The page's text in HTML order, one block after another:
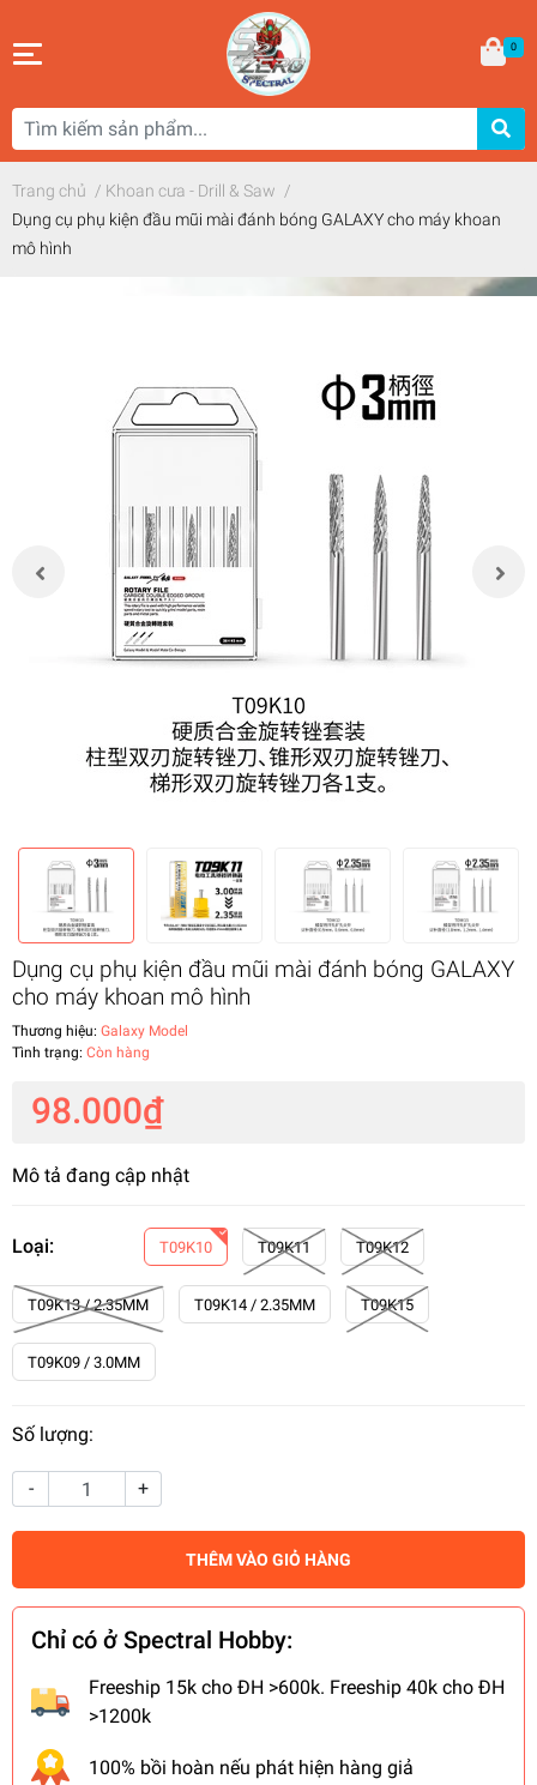
0
Trang chủ / Khoan cưa - Drill & Saw /
Dụng cụ phụ kiện đầu mũi mài đánh bóng GALAXY cho máy khoan
mô hình
Dụng cụ phụ kiện đầu mũi mài đánh bóng GALAXY
cho máy khoan mô hình
Thương hiệu: Galaxy Model
Tình trạng: Còn hàng
98.000₫
Mô tả đang cập nhật
Loại: T09K10 T09K11 T09K12
T09K13 / 2.35MM T09K14 / 2.35MM T09K15
T09K09 / 3.0MM
Số lượng:
- +
THÊM VÀO GIỎ HÀNG
Chỉ có ở Spectral Hobby:
Freeship 15k cho ĐH >600k. Freeship 40k cho ĐH
>1200k
100% bồi hoàn nếu phát hiện hàng giả